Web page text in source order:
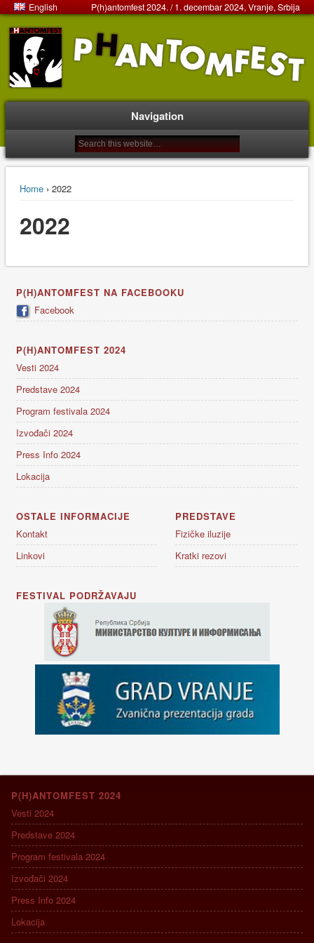
English P(h)antomfest 2024. / 1. decembar 2024, Vranje, Srbija
Navigation
Home› 2022
2022
P(H)ANTOMFEST NA FACEBOOKU
Facebook
P(H)ANTOMFEST 2024
Vesti 2024
Predstave 2024
Program festivala 2024
Izvođači 2024
Press Info 2024
Lokacija
OSTALE INFORMACIJE
Kontakt
Linkovi
PREDSTAVE
Fizičke iluzije
Kratki rezovi
FESTIVAL PODRŽAVAJU
P(H)ANTOMFEST 2024
Vesti 2024
Predstave 2024
Program festivala 2024
Izvođači 2024
Press Info 2024
Lokacija